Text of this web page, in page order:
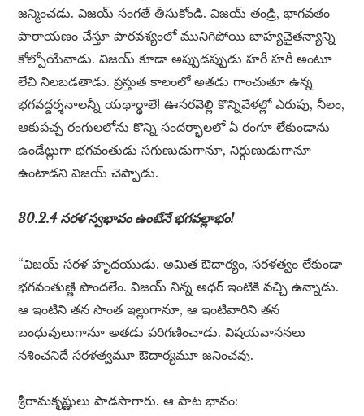
జన్మించడు. విజయ్ సంగతే తీసుకోండి. విజయ్ తండ్రి, భాగవతం
పారాయణం చేస్తూ పారవశ్యంలో మునిగిపోయి బాహ్యచైతన్యాన్ని
కోల్పోయేవాడు. విజయ్ కూడా అప్పుడప్పుడు హరీ హరీ అంటూ
లేచి నిలబడతాడు. ప్రస్తుత కాలంలో అతడు గాంచుతూ ఉన్న
భగవద్దర్శనాలన్నీ యథార్థాలే! ఊసరవెల్లి కొన్నివేళల్లో ఎరుపు, నీలం,
ఆకుపచ్చ రంగులలోను కొన్ని సందర్భాలలో ఏ రంగూ లేకుండాను
ఉండేట్లుగా భగవంతుడు సగుణుడుగానూ, నిర్గుణుడుగానూ
ఉంటాడని విజయ్ చెప్పాడు.
30.2.4 సరళ స్వభావం ఉంటేనే భగవల్లాభం!
“విజయ్ సరళ హృదయుడు. అమిత ఔదార్యం, సరళత్వం లేకుండా
భగవంతుణ్ణి పొందలేం. విజయ్ నిన్న అధర్ ఇంటికి వచ్చి ఉన్నాడు.
ఆ ఇంటిని తన సొంత ఇల్లుగానూ, ఆ ఇంటివారిని తన
బంధువులుగానూ అతడు పరిగణించాడు. విషయవాసనలు
నశించనిదే సరళత్వమూ ఔదార్యమూ జనించవు.
శ్రీరామకృష్ణులు పాడసాగారు. ఆ పాట భావం: